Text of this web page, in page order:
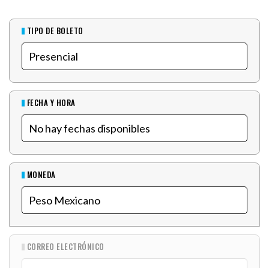
TIPO DE BOLETO
FECHA Y HORA
MONEDA
CORREO ELECTRÓNICO